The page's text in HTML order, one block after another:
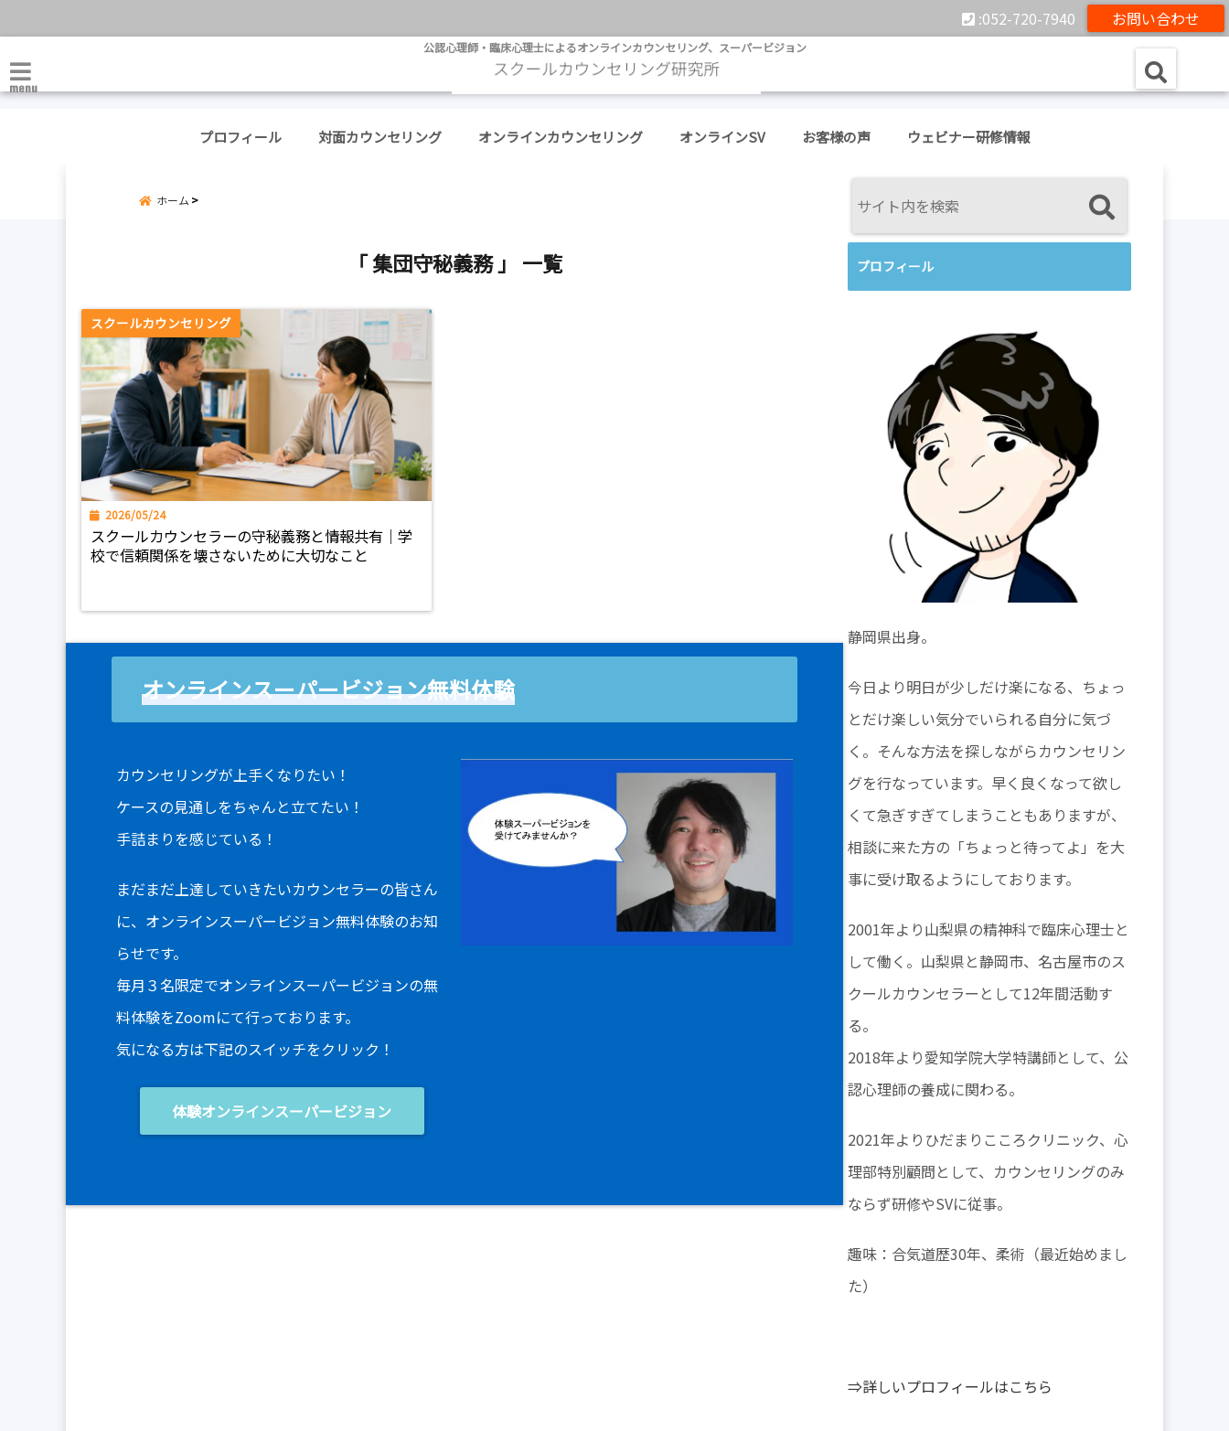
お問い合わせ
:052-720-7940
公認心理師・臨床心理士によるオンラインカウンセリング、スーパービジョン
menu
プロフィール 対面カウンセリング オンラインカウンセリング オンラインSV お客様の声 ウェビナー研修情報
ホーム
「 集団守秘義務 」 一覧
スクールカウンセリング
2026/05/24
スクールカウンセラーの守秘義務と情報共有｜学
校で信頼関係を壊さないために大切なこと
オンラインスーパービジョン無料体験
カウンセリングが上手くなりたい！
ケースの見通しをちゃんと立てたい！
手詰まりを感じている！
まだまだ上達していきたいカウンセラーの皆さん
に、オンラインスーパービジョン無料体験のお知
らせです。
毎月３名限定でオンラインスーパービジョンの無
料体験をZoomにて行っております。
気になる方は下記のスイッチをクリック！
体験オンラインスーパービジョン
プロフィール
静岡県出身。
今日より明日が少しだけ楽になる、ちょっ
とだけ楽しい気分でいられる自分に気づ
く。そんな方法を探しながらカウンセリン
グを行なっています。早く良くなって欲し
くて急ぎすぎてしまうこともありますが、
相談に来た方の「ちょっと待ってよ」を大
事に受け取るようにしております。
2001年より山梨県の精神科で臨床心理士と
して働く。山梨県と静岡市、名古屋市のス
クールカウンセラーとして12年間活動す
る。
2018年より愛知学院大学特講師として、公
認心理師の養成に関わる。
2021年よりひだまりこころクリニック、心
理部特別顧問として、カウンセリングのみ
ならず研修やSVに従事。
趣味：合気道歴30年、柔術（最近始めまし
た）
⇒詳しいプロフィールはこちら